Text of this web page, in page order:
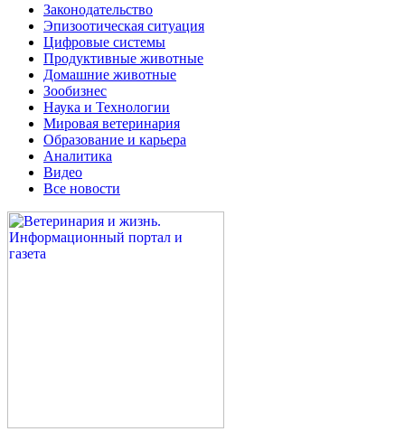
Законодательство
Эпизоотическая ситуация
Цифровые системы
Продуктивные животные
Домашние животные
Зообизнес
Наука и Технологии
Мировая ветеринария
Образование и карьера
Аналитика
Видео
Все новости